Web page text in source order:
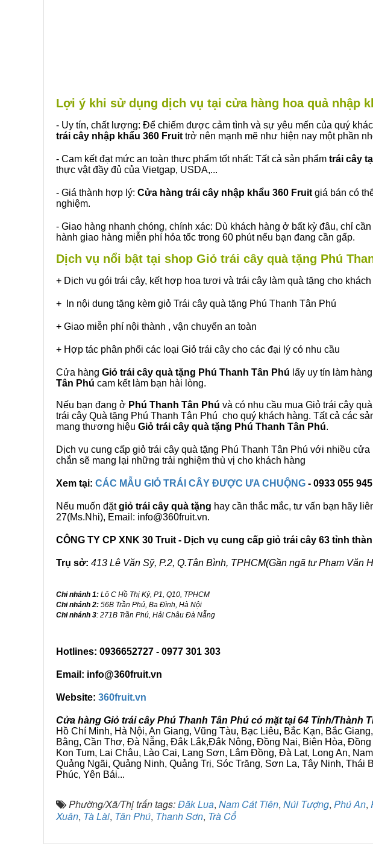
Lợi ý khi sử dụng dịch vụ tại cửa hàng hoa quả nhập
- Uy tín, chất lượng: Để chiếm được cảm tình và sự yêu mến của quý
trái cây nhập khẩu 360 Fruit trở nên mạnh mẽ như hiện nay một phần
- Cam kết đạt mức an toàn thực phẩm tốt nhất: Tất cả sản phẩm trái cây
thực vật đầy đủ của Vietgap, USDA,...
- Giá thành hợp lý: Cửa hàng trái cây nhập khẩu 360 Fruit giá bán có
nghiệm.
- Giao hàng nhanh chóng, chính xác: Dù khách hàng ở bất kỳ đâu, chỉ
hành giao hàng miễn phí hỏa tốc trong 60 phút nếu bạn đang cần gấp.
Dịch vụ nổi bật tại shop Giỏ trái cây quà tặng Phú
+ Dịch vụ gói trái cây, kết hợp hoa tươi và trái cây làm quà tặng cho khách
+ In nội dung tặng kèm giỏ Trái cây quà tặng Phú Thanh Tân Phú
+ Giao miễn phí nội thành , vận chuyển an toàn
+ Hợp tác phân phối các loại Giỏ trái cây cho các đại lý có nhu cầu
Cửa hàng Giỏ trái cây quà tặng Phú Thanh Tân Phú lấy uy tín làm
Tân Phú cam kết làm bạn hài lòng.
Nếu bạn đang ở Phú Thanh Tân Phú và có nhu cầu mua Giỏ trái cây
trái cây Quà tặng Phú Thanh Tân Phú cho quý khách hàng. Tất cả các
mang thương hiệu Giỏ trái cây quà tặng Phú Thanh Tân Phú.
Dịch vụ cung cấp giỏ trái cây quà tặng Phú Thanh Tân Phú với nhiều
chắn sẽ mang lại những trải nghiệm thù vị cho khách hàng
Xem tại: CÁC MẪU GIỎ TRÁI CÂY ĐƯỢC ƯA CHUỘNG - 0933 055
Nếu muốn đặtgiỏ trái cây quà tặng hay cần thắc mắc, tư vấn bạn hãy
27(Ms.Nhi), Email: info@360fruit.vn.
CÔNG TY CP XNK 30 Truit - Dịch vụ cung cấp giỏ trái cây 63 tỉnh
Trụ sở: 413 Lê Văn Sỹ, P.2, Q.Tân Bình, TPHCM(Gần ngã tư Phạm Văn
Chi nhánh 1: Lô C Hồ Thị Kỷ, P1, Q10, TPHCM
Chi nhánh 2: 56B Trần Phú, Ba Đình, Hà Nội
Chi nhánh 3: 271B Trần Phú, Hải Châu Đà Nẵng
Hotlines: 0936652727 - 0977 301 303
Email: info@360fruit.vn
Website: 360fruit.vn
Cửa hàng Giỏ trái cây Phú Thanh Tân Phú có mặt tại 64 Tỉnh/Thành
Hồ Chí Minh, Hà Nội, An Giang, Vũng Tàu, Bạc Liêu, Bắc Kạn, Bắc
Bằng, Cần Thơ, Đà Nẵng, Đắk Lắk,Đắk Nông, Đồng Nai, Biên Hòa,
Kon Tum, Lai Châu, Lào Cai, Lạng Sơn, Lâm Đồng, Đà Lạt, Long An,
Quảng Ngãi, Quảng Ninh, Quảng Trị, Sóc Trăng, Sơn La, Tây Ninh,
Phúc, Yên Bái...
Phường/Xã/Thị trấn tags:Đăk Lua, Nam Cát Tiên, Núi Tượng, Phú An,
Xuân, Tà Lài, Tân Phú, Thanh Sơn, Trà Cổ